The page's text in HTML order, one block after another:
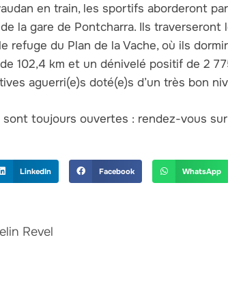
en train, les sportifs aborderont
la gare de Pontcharra. Ils traverseront
refuge du Plan de la Vache, où ils
102,4 km et un dénivelé positif de 2
aguerri(e)s doté(e)s d’un très bon
sont toujours ouvertes : rendez-vous sur
LinkedIn Facebook WhatsApp
Revel